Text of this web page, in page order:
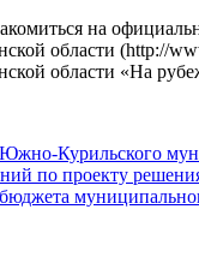
на
области (http://
области «На
Курильского
по проекту